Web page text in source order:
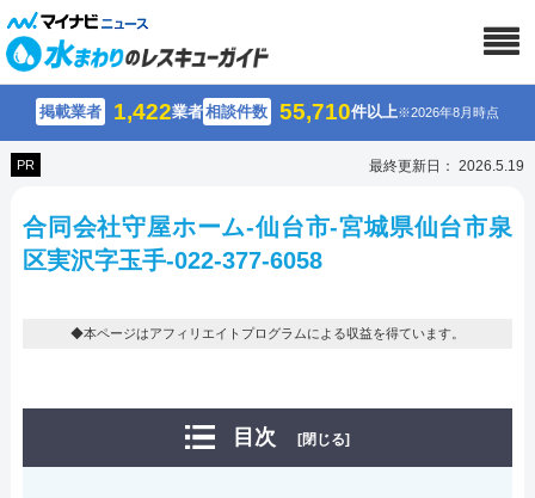
掲載業者 1,422業者相談件数 55,710件以上※2026年8月時点
PR 最終更新日： 2026.5.19
合同会社守屋ホーム-仙台市-宮城県仙台市泉
区実沢字玉手-022-377-6058
◆本ページはアフィリエイトプログラムによる収益を得ています。
目次 [閉じる]